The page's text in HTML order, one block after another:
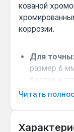
кованой
коррозии.
Для
размер 6
болтов в
требуется
ключ на
Читать